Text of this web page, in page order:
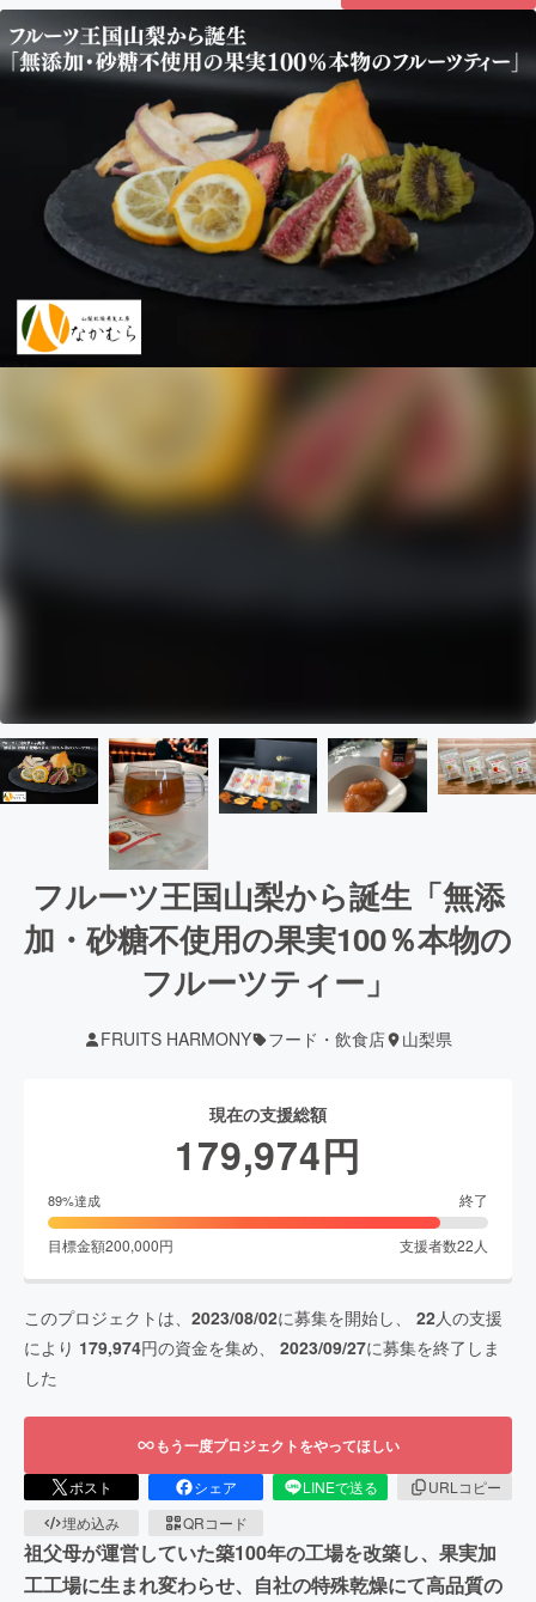
フルーツ王国山梨から誕生「無添
加・砂糖不使用の果実100％本物の
フルーツティー」
FRUITS HARMONY フード・飲食店 山梨県
現在の支援総額
179,974円
89%達成 終了
目標金額200,000円 支援者数22 人
このプロジェクトは、 2023/08/02に募集を開始し、 22人の支援
により 179,974円の資金を集め、 2023/09/27に募集を終了しま
した
もう一度プロジェクトをやってほしい
ポスト シェア LINEで送る
URLコピー
埋め込み
QRコード
祖父母が運営していた築100年の工場を改築し、果実加
工工場に生まれ変わらせ、自社の特殊乾燥にて高品質の